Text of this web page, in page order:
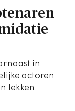
in
actoren
lekken.